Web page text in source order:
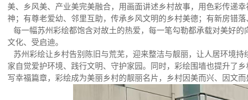
美、乡风美、产业美完美融合，用画面讲述乡村故事，用色彩传递
神；有尊老爱幼、邻里互助，传承乡风文明的乡村美德；有新房错
每一幅苏州彩绘都饱含对故土的热爱，每一笔勾勒都承载对美好
文化、受启迪。
苏州彩绘让乡村告别陈旧与荒芜，迎来整洁与靓丽，让人居环境
家自觉爱护环境、践行文明、守护家园。同时，彩绘围墙也提升了
写幸福篇章，彩绘成为美丽乡村的靓丽名片，乡村因美而兴、因文